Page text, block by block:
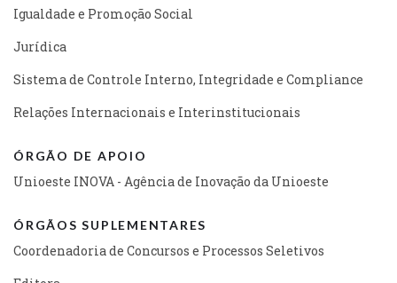
Igualdade e Promoção Social
Jurídica
Sistema de Controle Interno, Integridade e Compliance
Relações Internacionais e Interinstitucionais
ÓRGÃO DE APOIO
Unioeste INOVA - Agência de Inovação da Unioeste
ÓRGÃOS SUPLEMENTARES
Coordenadoria de Concursos e Processos Seletivos